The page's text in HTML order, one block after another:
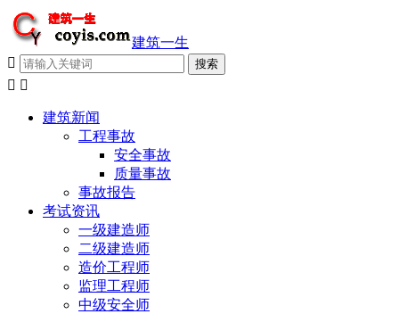
建筑一生

 
建筑新闻
工程事故
安全事故
质量事故
事故报告
考试资讯
一级建造师
二级建造师
造价工程师
监理工程师
中级安全师